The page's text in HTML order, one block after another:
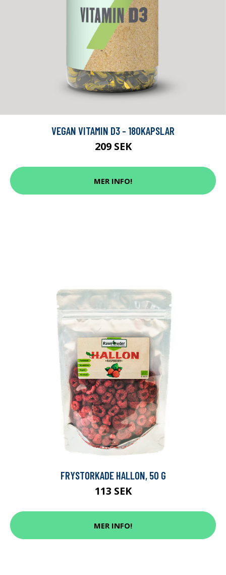
VEGAN VITAMIN D3 - 180KAPSLAR
209 SEK
MER INFO!
FRYSTORKADE HALLON, 50 G
113 SEK
MER INFO!